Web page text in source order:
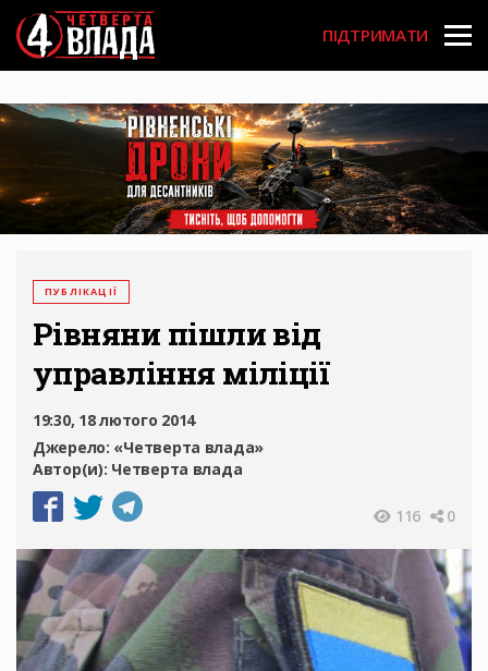
Перейти
до
основного
вмісту
User
account
menu
ПІДТРИМАТИ
ПУБЛІКАЦІЇ
Рівняни пішли від
управління міліції
19:30, 18 лютого 2014
Джерело: «Четверта влада»
Автор(и): Четверта влада
116 0